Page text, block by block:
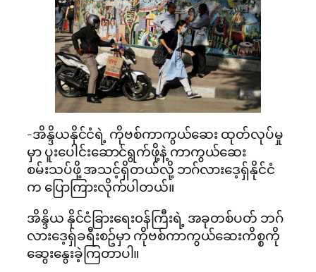
-အိန္ဒိယနိုင်ငံရဲ့ ကိုဗစ်ကာကွယ်ဆေး ထုတ်လုပ်မှု
မှာ ပူးပေါင်းဆောင်ရွက်ဖို့နဲ့ ကာကွယ်ဆေး
စမ်းသပ်ဖို့ အသင့်ရှိတယ်လို့ ဘဂ်လားဒေ့ရှ်နိုင်ငံ
က ပြောကြားလိုက်ပါတယ်။
အိန္ဒိယ နိုင်ငံခြားရေး၀န်ကြီးရဲ့ အခုတစ်ပတ် ဘဂ်
လားဒေ့ရှ်ခရီးစဥ်မှာ ကိုဗစ်ကာကွယ်ဆေးကိစ္စကို
ဆွေးနွေးခဲ့ကြတာပါ။